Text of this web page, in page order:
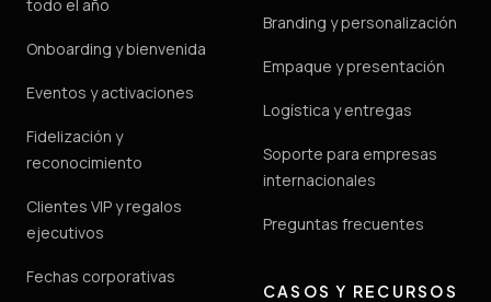
todo el año
Onboarding y bienvenida
Eventos y activaciones
Fidelización y
reconocimiento
Clientes VIP y regalos
ejecutivos
Fechas corporativas
Branding y personalización
Empaque y presentación
Logística y entregas
Soporte para empresas
internacionales
Preguntas frecuentes
CASOS Y RECURSOS